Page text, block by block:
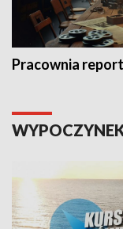
Pracownia